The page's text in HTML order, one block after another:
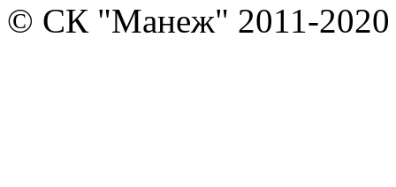
© СК "Манеж" 2011-2020